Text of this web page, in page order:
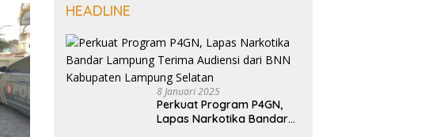
HEADLINE
8 Januari 2025
Perkuat Program P4GN,
Lapas Narkotika Bandar